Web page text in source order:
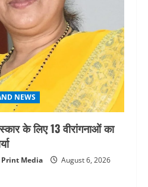
हेयर’ का आयोजन
August 5, 2026
NEWS
के लिए 13 वीरांगनाओं का
Media August 6, 2026